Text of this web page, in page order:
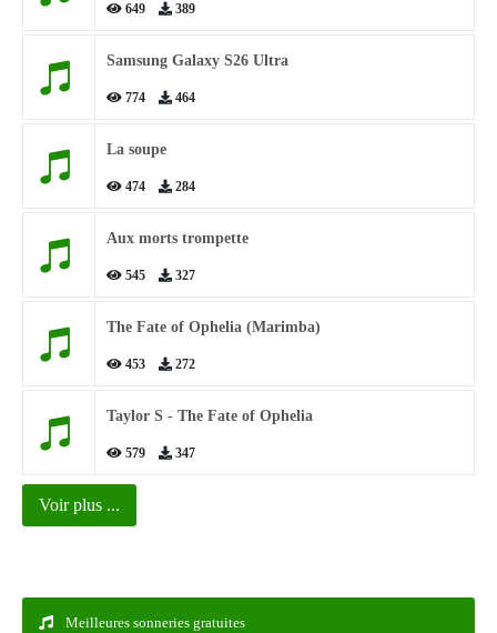
649 389
Samsung Galaxy S26 Ultra
774 464
La soupe
474 284
Aux morts trompette
545 327
The Fate of Ophelia (Marimba)
453 272
Taylor S - The Fate of Ophelia
579 347
Voir plus ...
Meilleures sonneries gratuites